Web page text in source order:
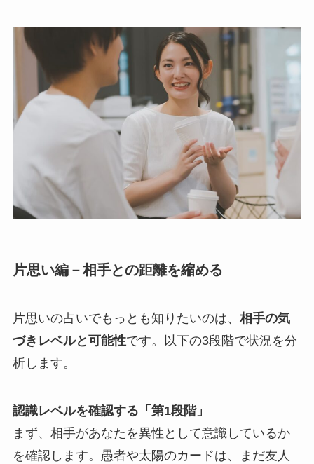
片思い編－相手との距離を縮める
片思いの占いでもっとも知りたいのは、 相手の気
づきレベルと可能性です。以下の3段階で状況を分
析します。
認識レベルを確認する「第1段階」
まず、相手があなたを異性として意識しているか
を確認します。愚者や太陽のカードは、まだ友人